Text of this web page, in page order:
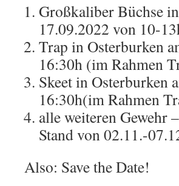
Großkaliber Büchse
17.09.2022 von 10-
Trap in Osterburken
16:30h (im Rahmen
Skeet in Osterburken
16:30h(im Rahmen
alle weiteren Gewehr
Stand von 02.11.-
Also: Save the Date!